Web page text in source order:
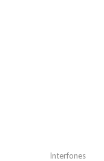
Interfones